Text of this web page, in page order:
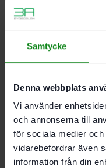
Samtycke
Denna webbplats
Vi använder
och annonserna till
för sociala medier
vidarebefordrar även
information från din
I-Plus
10202kr8990
-7%
Festool
Basic